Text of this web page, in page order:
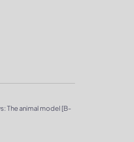
The animal model [B-